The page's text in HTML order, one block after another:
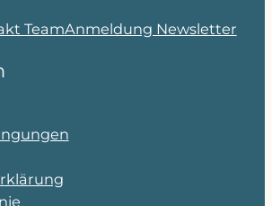
TeamAnmeldung Newsletter